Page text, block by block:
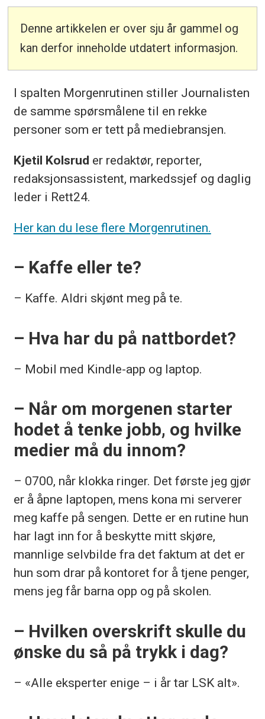
Denne artikkelen er over sju år gammel og
kan derfor inneholde utdatert informasjon.
I spalten Morgenrutinen stiller Journalisten
de samme spørsmålene til en rekke
personer som er tett på mediebransjen.
Kjetil Kolsrud er redaktør, reporter,
redaksjonsassistent, markedssjef og daglig
leder i Rett24.
Her kan du lese flere Morgenrutinen.
– Kaffe eller te?
– Kaffe. Aldri skjønt meg på te.
– Hva har du på nattbordet?
– Mobil med Kindle-app og laptop.
– Når om morgenen starter
hodet å tenke jobb, og hvilke
medier må du innom?
– 0700, når klokka ringer. Det første jeg gjør
er å åpne laptopen, mens kona mi serverer
meg kaffe på sengen. Dette er en rutine hun
har lagt inn for å beskytte mitt skjøre,
mannlige selvbilde fra det faktum at det er
hun som drar på kontoret for å tjene penger,
mens jeg får barna opp og på skolen.
– Hvilken overskrift skulle du
ønske du så på trykk i dag?
– «Alle eksperter enige – i år tar LSK alt».